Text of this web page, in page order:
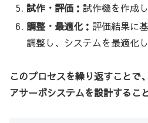
試作・評価：試作機を作成
調整・最適化： 評価結果に
調整し、システムを最適化し
このプロセスを繰り返すことで
アサーボシステムを設計するこ